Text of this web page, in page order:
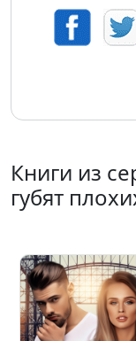
Книги из
губят